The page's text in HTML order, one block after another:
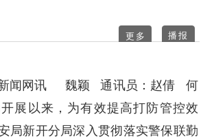
更多
新闻网讯 魏颖 通讯员：赵倩 何
展以来，为有效提高打防管控效
局新开分局深入贯彻落实警保联勤